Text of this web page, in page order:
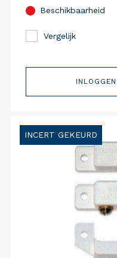
Beschikbaarheid
Vergelijk
INCERT GEKEURD